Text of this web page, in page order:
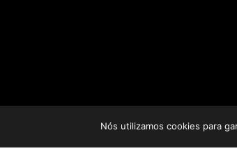
Nós utilizamos cookies para